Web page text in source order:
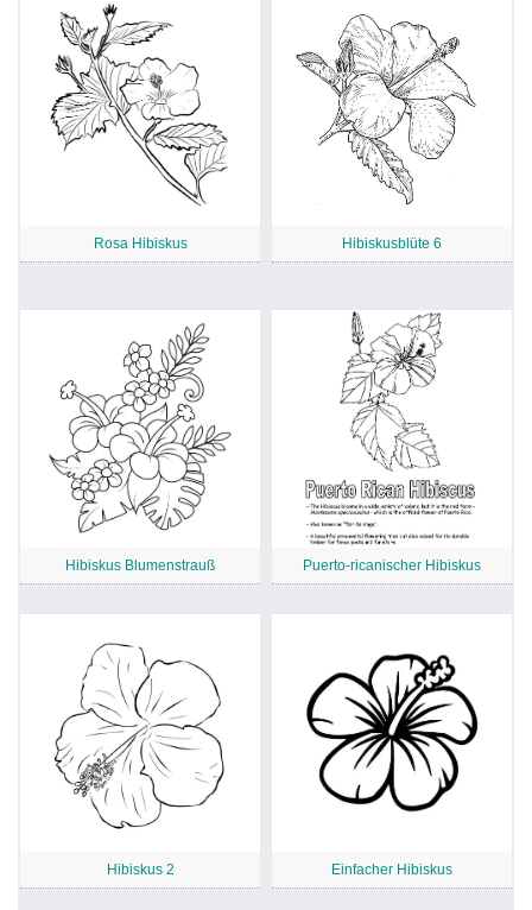
Rosa Hibiskus Hibiskusblüte 6
Hibiskus Blumenstrauß Puerto-ricanischer Hibiskus
Hibiskus 2 Einfacher Hibiskus